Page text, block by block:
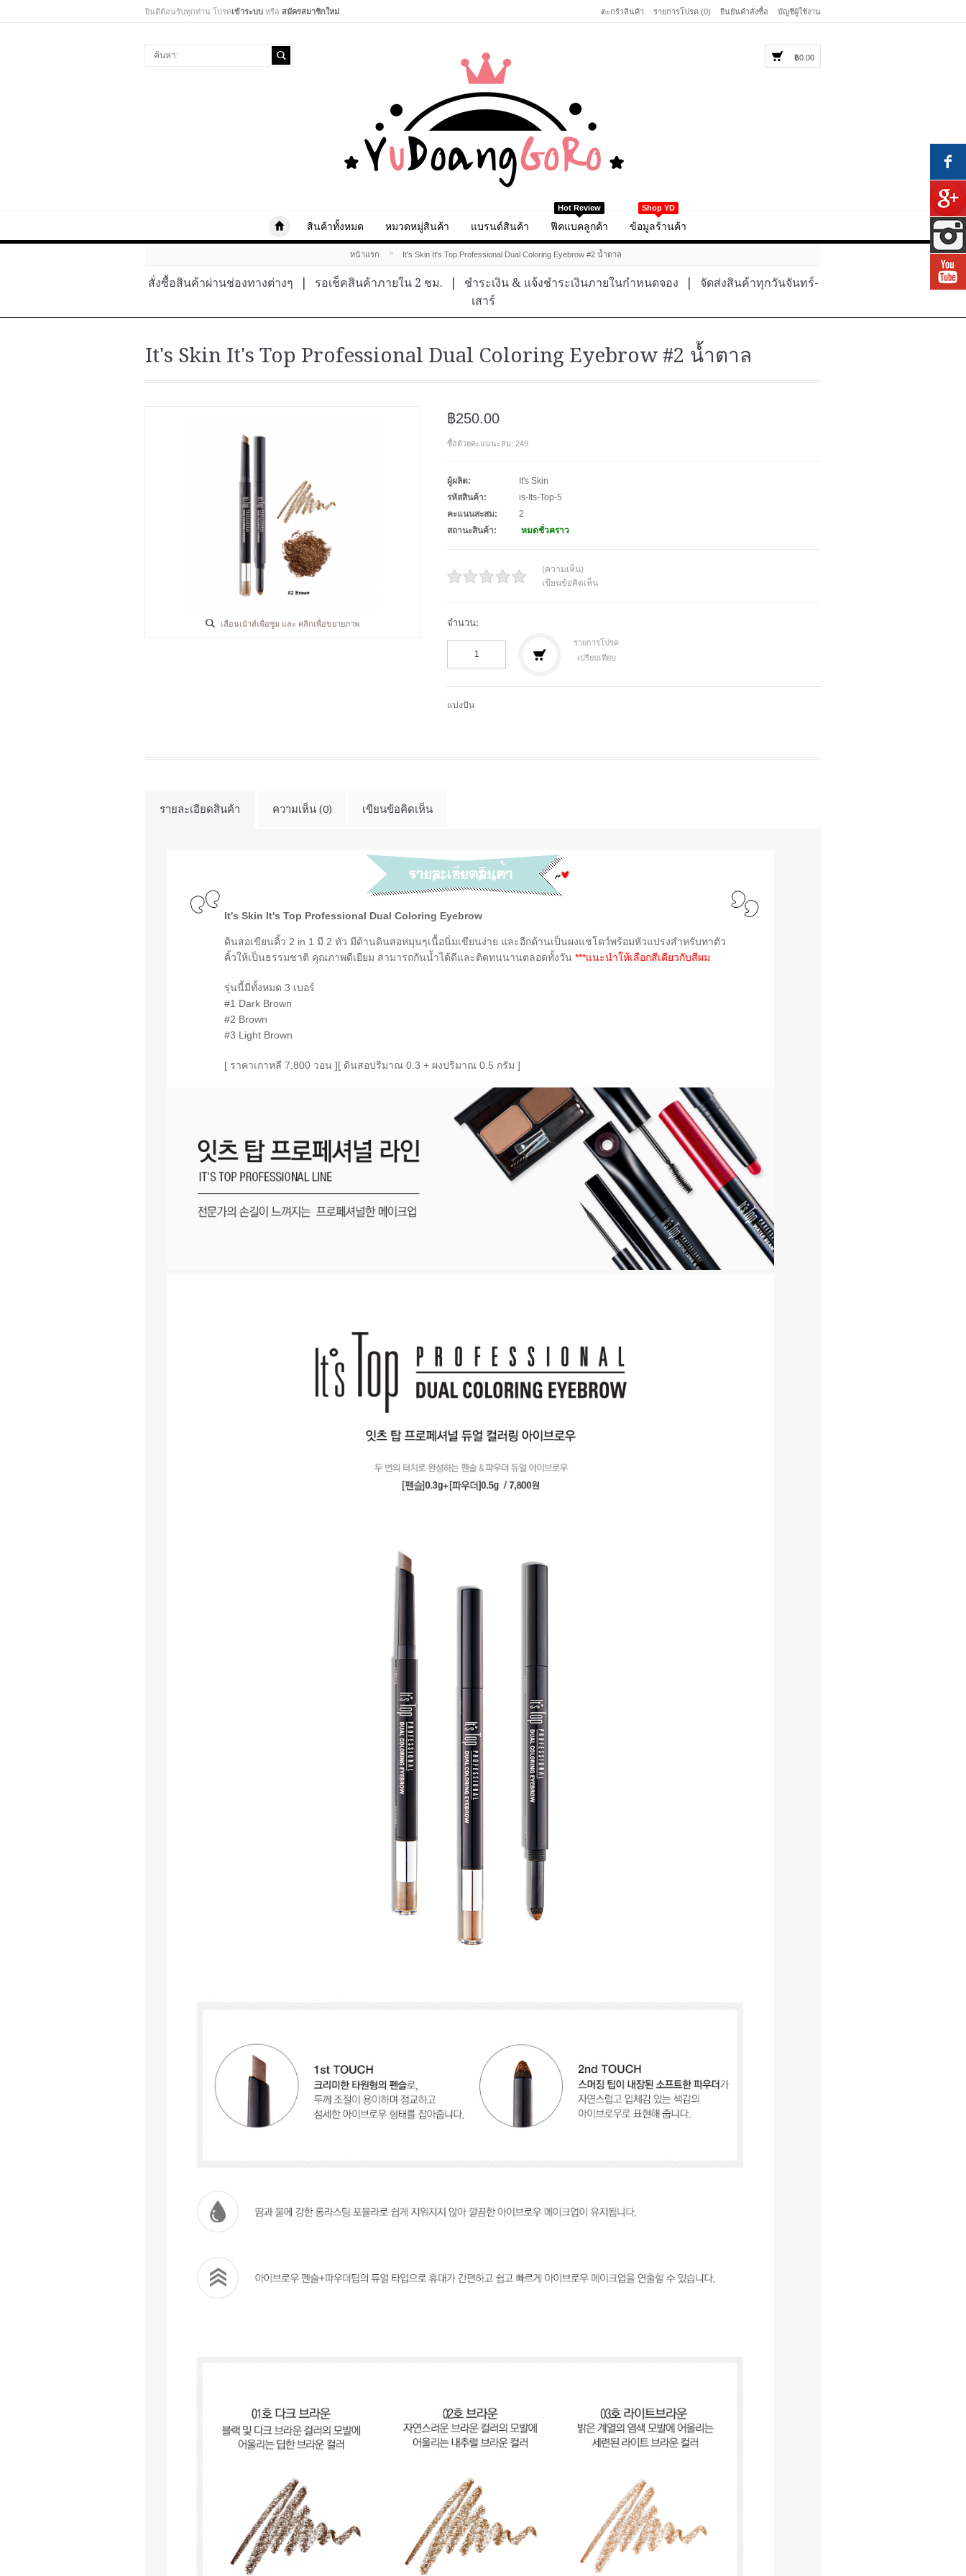
ยินดีต้อนรับทุกท่าน โปรดเข้าระบบ หรือ สมัครสมาชิกใหม่ ตะกร้าสินค้า รายการโปรด (0) ยืนยันคำสั่งซื้อ บัญชีผู้ใช้งาน
฿0.00
สินค้าทั้งหมด หมวดหมู่สินค้า แบรนด์สินค้า
Hot Review
ฟีคแบคลูกค้า
Shop YD
ข้อมูลร้านค้า
หน้าแรก » It's Skin It's Top Professional Dual Coloring Eyebrow #2 น้ำตาล
สั่งซื้อสินค้าผ่านช่องทางต่างๆ รอเช็คสินค้าภายใน 2 ชม. ชำระเงิน & แจ้งชำระเงินภายในกำหนดจอง
จัดส่งสินค้าทุกวันจันทร์-
เสาร์
It's Skin It's Top Professional Dual Coloring Eyebrow #2 น้ำตาล
เลื่อนเม้าส์เพื่อซูม และ คลิกเพื่อขยายภาพ
฿250.00
ซื้อด้วยคะแนนะสม: 249
ผู้ผลิต:
It's Skin
รหัสสินค้า:
is-Its-Top-5
คะแนนสะสม:
2
สถานะสินค้า:
หมดชั่วคราว
(ความเห็น)
เขียนข้อคิดเห็น
จำนวน:
รายการโปรด
เปรียบเทียบ
แบ่งปัน
รายละเอียดสินค้า ความเห็น (0) เขียนข้อคิดเห็น
It's Skin It's Top Professional Dual Coloring Eyebrow
ดินสอเขียนคิ้ว 2 in 1 มี 2 หัว มีด้านดินสอหมุนๆเนื้อนิ่มเขียนง่าย และอีกด้านเป็นผงแชโดว์พร้อมหัวแปรงสำหรับทาตัว
คิ้วให้เป็นธรรมชาติ คุณภาพดีเยียม สามารถกันน้ำได้ดีและติดทนนานตลอดทั้งวัน ***แนะนำให้เลือกสีเดียวกับสีผม
รุ่นนี้มีทั้งหมด 3 เบอร์
#1 Dark Brown
#2 Brown
#3 Light Brown
[ ราคาเกาหลี 7,800 วอน ][ ดินสอปริมาณ 0.3 + ผงปริมาณ 0.5 กรัม ]